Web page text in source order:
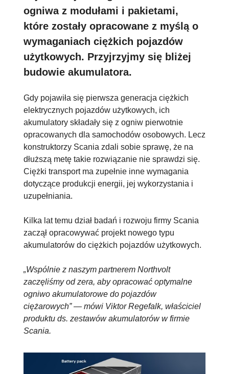
ogniwa z modułami i pakietami,
które zostały opracowane z myślą o
wymaganiach ciężkich pojazdów
użytkowych. Przyjrzyjmy się bliżej
budowie akumulatora.
Gdy pojawiła się pierwsza generacja ciężkich
elektrycznych pojazdów użytkowych, ich
akumulatory składały się z ogniw pierwotnie
opracowanych dla samochodów osobowych. Lecz
konstruktorzy Scania zdali sobie sprawę, że na
dłuższą metę takie rozwiązanie nie sprawdzi się.
Ciężki transport ma zupełnie inne wymagania
dotyczące produkcji energii, jej wykorzystania i
uzupełniania.
Kilka lat temu dział badań i rozwoju firmy Scania
zaczął opracowywać projekt nowego typu
akumulatorów do ciężkich pojazdów użytkowych.
„Wspólnie z naszym partnerem Northvolt
zaczęliśmy od zera, aby opracować optymalne
ogniwo akumulatorowe do pojazdów
ciężarowych” — mówi Viktor Regefalk, właściciel
produktu ds. zestawów akumulatorów w firmie
Scania.